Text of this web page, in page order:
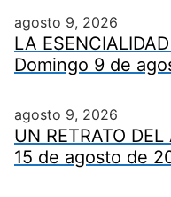
agosto 9, 2026
LA
Domingo 9 de
agosto 9, 2026
UN RETRATO
15 de agosto de